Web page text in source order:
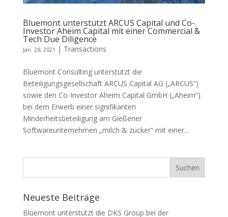
Bluemont unterstützt ARCUS Capital und Co-
Investor Aheim Capital mit einer Commercial &
Tech Due Diligence
Jan. 28, 2021 | Transactions
Bluemont Consulting unterstützt die
Beteiligungsgesellschaft ARCUS Capital AG („ARCUS“)
sowie den Co-Investor Aheim Capital GmbH („Aheim“)
bei dem Erwerb einer signifikanten
Minderheitsbeteiligung am Gießener
Softwareunternehmen „milch & zucker“ mit einer...
Neueste Beiträge
Bluemont unterstützt die DKS Group bei der